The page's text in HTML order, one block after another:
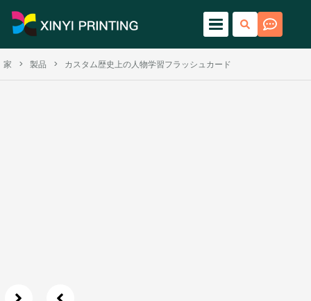
家 > 製品 > カスタム歴史上の人物学習フラッシュカード